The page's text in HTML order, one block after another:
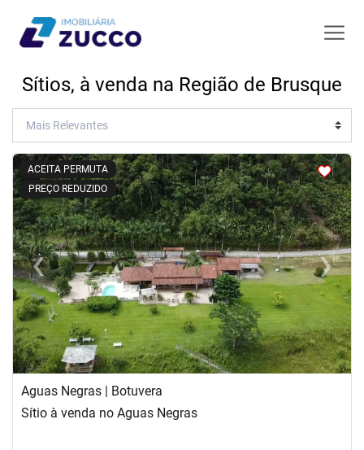
Sítios, à venda na Região de Brusque
ACEITA PERMUTA
PREÇO REDUZIDO
< < <<
‹Previous ›Next
Aguas Negras | Botuvera
Sítio à venda no Aguas Negras